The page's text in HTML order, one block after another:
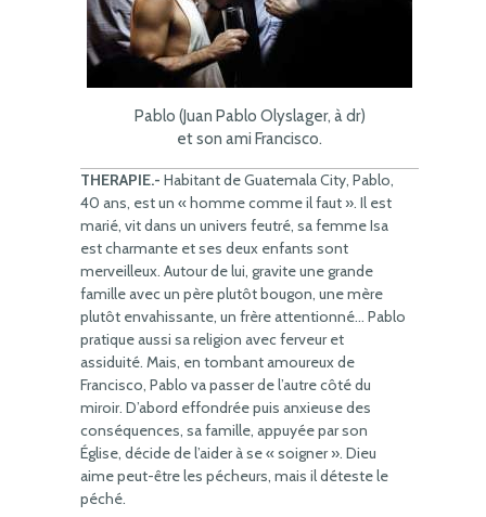
Pablo (Juan Pablo Olyslager, à dr)
et son ami Francisco.
THERAPIE.- Habitant de Guatemala City, Pablo,
40 ans, est un « homme comme il faut ». Il est
marié, vit dans un univers feutré, sa femme Isa
est charmante et ses deux enfants sont
merveilleux. Autour de lui, gravite une grande
famille avec un père plutôt bougon, une mère
plutôt envahissante, un frère attentionné… Pablo
pratique aussi sa religion avec ferveur et
assiduité. Mais, en tombant amoureux de
Francisco, Pablo va passer de l’autre côté du
miroir. D’abord effondrée puis anxieuse des
conséquences, sa famille, appuyée par son
Église, décide de l’aider à se « soigner ». Dieu
aime peut-être les pécheurs, mais il déteste le
péché.